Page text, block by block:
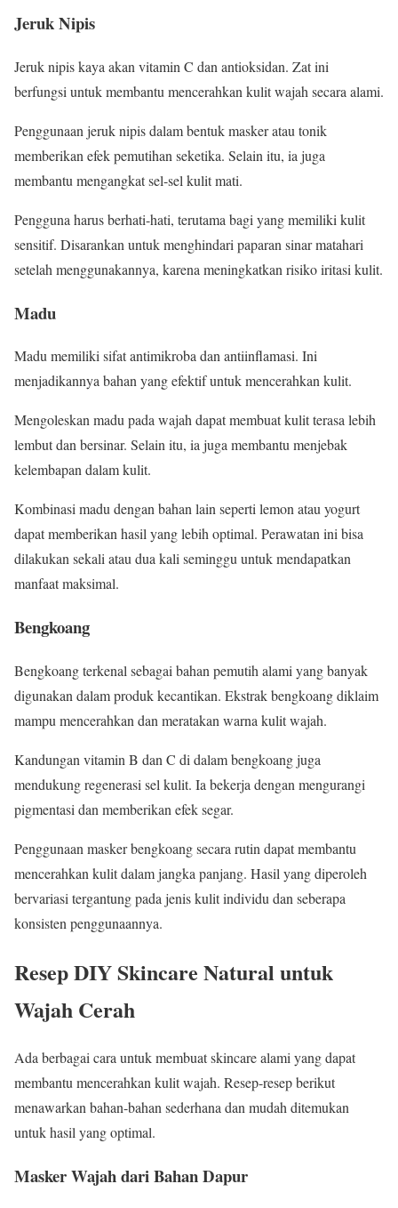
Jeruk Nipis
Jeruk nipis kaya akan vitamin C dan antioksidan. Zat ini
berfungsi untuk membantu mencerahkan kulit wajah secara alami.
Penggunaan jeruk nipis dalam bentuk masker atau tonik
memberikan efek pemutihan seketika. Selain itu, ia juga
membantu mengangkat sel-sel kulit mati.
Pengguna harus berhati-hati, terutama bagi yang memiliki kulit
sensitif. Disarankan untuk menghindari paparan sinar matahari
setelah menggunakannya, karena meningkatkan risiko iritasi kulit.
Madu
Madu memiliki sifat antimikroba dan antiinflamasi. Ini
menjadikannya bahan yang efektif untuk mencerahkan kulit.
Mengoleskan madu pada wajah dapat membuat kulit terasa lebih
lembut dan bersinar. Selain itu, ia juga membantu menjebak
kelembapan dalam kulit.
Kombinasi madu dengan bahan lain seperti lemon atau yogurt
dapat memberikan hasil yang lebih optimal. Perawatan ini bisa
dilakukan sekali atau dua kali seminggu untuk mendapatkan
manfaat maksimal.
Bengkoang
Bengkoang terkenal sebagai bahan pemutih alami yang banyak
digunakan dalam produk kecantikan. Ekstrak bengkoang diklaim
mampu mencerahkan dan meratakan warna kulit wajah.
Kandungan vitamin B dan C di dalam bengkoang juga
mendukung regenerasi sel kulit. Ia bekerja dengan mengurangi
pigmentasi dan memberikan efek segar.
Penggunaan masker bengkoang secara rutin dapat membantu
mencerahkan kulit dalam jangka panjang. Hasil yang diperoleh
bervariasi tergantung pada jenis kulit individu dan seberapa
konsisten penggunaannya.
Resep DIY Skincare Natural untuk
Wajah Cerah
Ada berbagai cara untuk membuat skincare alami yang dapat
membantu mencerahkan kulit wajah. Resep-resep berikut
menawarkan bahan-bahan sederhana dan mudah ditemukan
untuk hasil yang optimal.
Masker Wajah dari Bahan Dapur